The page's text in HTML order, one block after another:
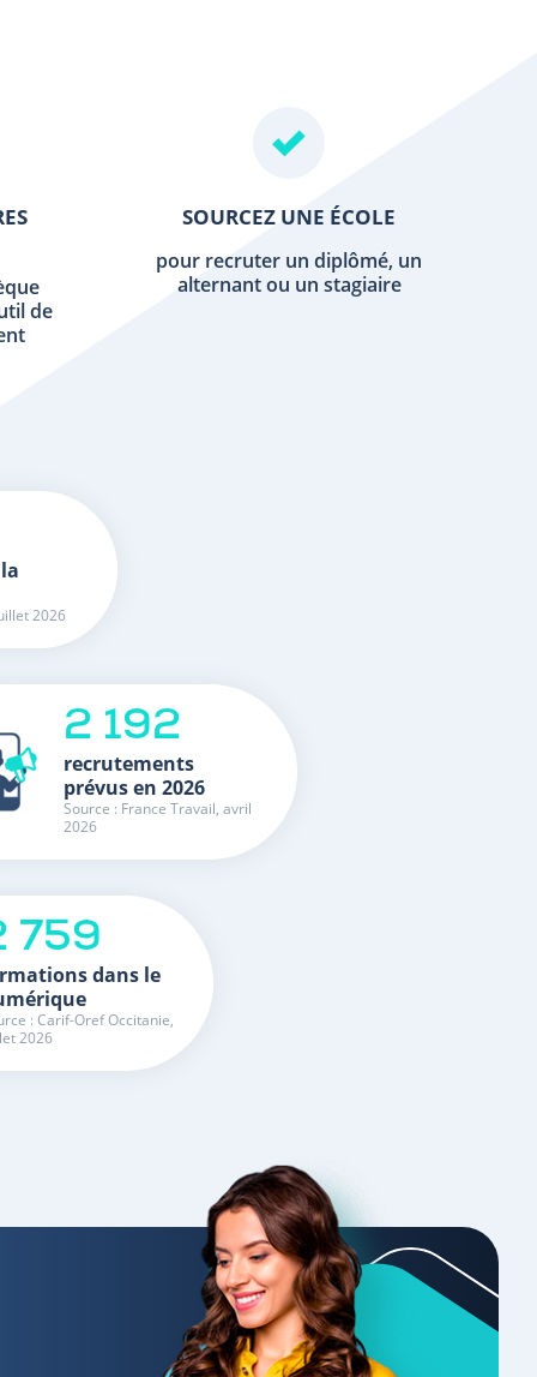
de
SOURCEZ UNE ÉCOLE
pour recruter un diplômé, un
alternant ou un stagiaire
2026
2 192
recrutements
prévus en 2026
Source : France Travail, avril
2026
759
dans le
: Carif-Oref Occitanie,
2026